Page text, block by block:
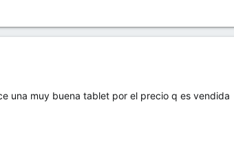
una muy buena tablet por el precio q es vendida